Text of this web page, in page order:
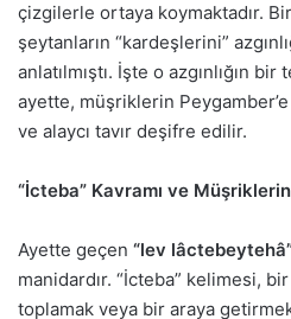
çizgilerle ortaya koymaktadır.
şeytanların “kardeşlerini”
anlatılmıştı. İşte o azgınlığın
ayette, müşriklerin Peygamber’e
ve alaycı tavır deşifre edilir.
“İcteba” Kavramı ve Müşriklerin
Ayette geçen “lev
manidardır. “İcteba” kelimesi,
toplamak veya bir araya